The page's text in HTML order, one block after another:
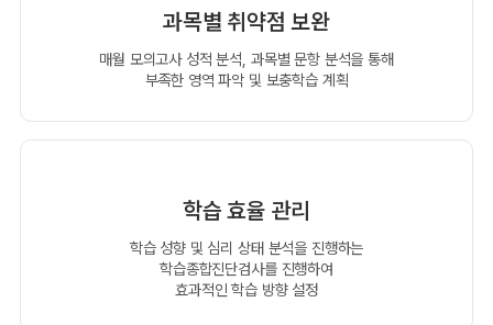
과목별 취약점 보완
매월 모의고사 성적 분석, 과목별 문항 분석을 통해
부족한 영역 파악 및 보충학습 계획
학습 효율 관리
학습 성향 및 심리 상태 분석을 진행하는
학습종합진단검사를 진행하여
효과적인 학습 방향 설정